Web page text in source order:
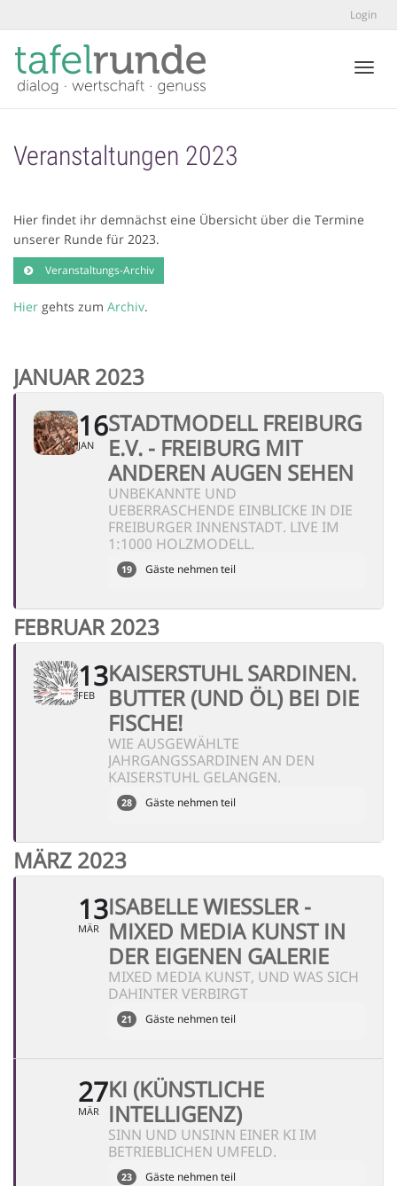
Login
Veranstaltungen 2023
Hier findet ihr demnächst eine Übersicht über die Termine
unserer Runde für 2023.
Veranstaltungs-Archiv
Hier gehts zum Archiv.
JANUAR 2023
16
JAN
STADTMODELL FREIBURG
E.V. - FREIBURG MIT
ANDEREN AUGEN SEHEN
UNBEKANNTE UND
UEBERRASCHENDE EINBLICKE IN DIE
FREIBURGER INNENSTADT. LIVE IM
1:1000 HOLZMODELL.
19 Gäste nehmen teil
FEBRUAR 2023
13
FEB
KAISERSTUHL SARDINEN.
BUTTER (UND ÖL) BEI DIE
FISCHE!
WIE AUSGEWÄHLTE
JAHRGANGSSARDINEN AN DEN
KAISERSTUHL GELANGEN.
28 Gäste nehmen teil
MÄRZ 2023
13
MÄR
ISABELLE WIESSLER - M
IXED MEDIA KUNST IN D
ER EIGENEN GALERIE
MIXED MEDIA KUNST, UND WAS SICH
DAHINTER VERBIRGT
21 Gäste nehmen teil
27
MÄR
KI (KÜNSTLICHE
INTELLIGENZ)
SINN UND UNSINN EINER KI IM
BETRIEBLICHEN UMFELD.
23 Gäste nehmen teil